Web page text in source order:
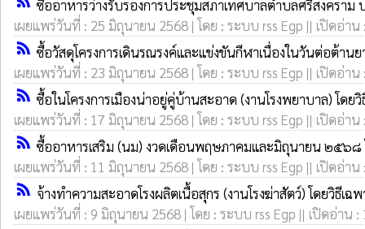
ซื้ออาหารว่างรับรองการประชุมสภาเทศบาลตำบลศรีสงคร
เผยแพร่วันที่ : 25 มิถุนายน 2568 | โดย : ระบบ rss Egp || เปิดอ่าน
rss_feed ซื้อวัสดุโครงการเดินรณรงค์และแข่งขันกีฬาเนื่องในวันต่อต้าน
เผยแพร่วันที่ : 23 มิถุนายน 2568 | โดย : ระบบ rss Egp || เปิดอ่าน
rss_feed ซื้อในโครงการเมืองน่าอยู่คู่บ้านสะอาด (งานโรงพยาบาล) โดยวิ
เผยแพร่วันที่ : 17 มิถุนายน 2568 | โดย : ระบบ rss Egp || เปิดอ่าน
rss_feed ซื้ออาหารเสริม (นม) งวดเดือนพฤษภาคมและมิถุนายน ๒๕๖๘
เผยแพร่วันที่ : 11 มิถุนายน 2568 | โดย : ระบบ rss Egp || เปิดอ่าน
rss_feed จ้างทำความสะอาดโรงผลิตเนื้อสุกร (งานโรงฆ่าสัตว์) โดยวิธีเฉพ
เผยแพร่วันที่ : 9 มิถุนายน 2568 | โดย : ระบบ rss Egp || เปิดอ่าน :